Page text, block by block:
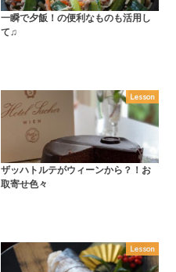
一瞬で夕飯！の便利なものも活用し
て♫
Lesson
ザッハトルテがウィーンから？！お
取寄せ色々
Lesson